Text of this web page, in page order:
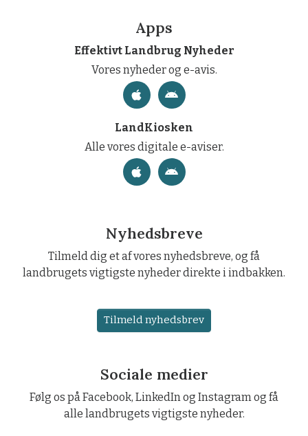
Apps
Effektivt Landbrug Nyheder
Vores nyheder og e-avis.
LandKiosken
Alle vores digitale e-aviser.
Nyhedsbreve
Tilmeld dig et af vores nyhedsbreve, og få
landbrugets vigtigste nyheder direkte i indbakken.
Tilmeld nyhedsbrev
Sociale medier
Følg os på Facebook, LinkedIn og Instagram og få
alle landbrugets vigtigste nyheder.